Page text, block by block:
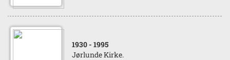
1930 - 1995
Jørlunde Kirke.